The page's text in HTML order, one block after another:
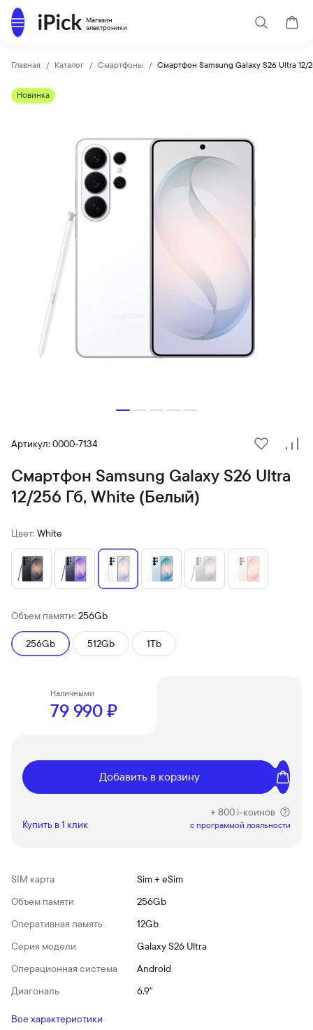
Магазин
электроники
Каталог
Поиск
Главная Каталог Смартфоны Смартфон Samsung Galaxy S26 Ultra 12/
Новинка
Артикул: 0000-7134
В
Смартфон Samsung Galaxy S26 Ultra
12/256 Гб, White (Белый)
SAMSUNG
Купить Смартфон Samsung Galaxy S26 Ultra 12/256 Гб,
Цвет: White
Объем памяти: 256Gb
256Gb 512Gb 1Tb
Наличными
79 990 ₽
Добавить в корзину
Купить в 1 клик
+ 800 i-коинов
c программой лояльности
SIM карта
Sim + eSim
Объем памяти
256Gb
Оперативная память
12Gb
Серия модели
Galaxy S26 Ultra
Операционная система
Android
Диагональ
6.9"
Все характеристики